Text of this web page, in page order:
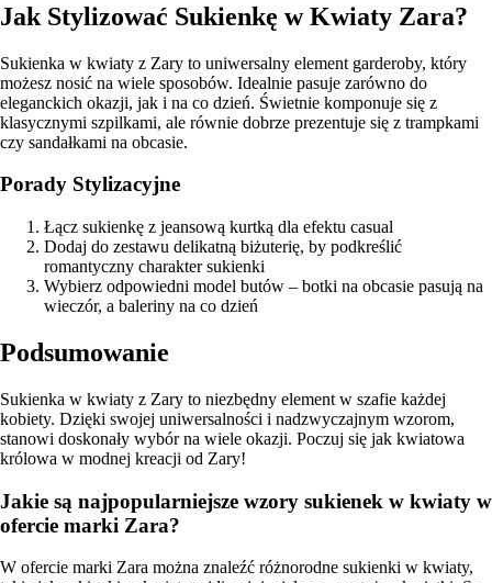
Jak Stylizować Sukienkę w Kwiaty Zara?
Sukienka w kwiaty z Zary to uniwersalny element garderoby, który
możesz nosić na wiele sposobów. Idealnie pasuje zarówno do
eleganckich okazji, jak i na co dzień. Świetnie komponuje się z
klasycznymi szpilkami, ale równie dobrze prezentuje się z trampkami
czy sandałkami na obcasie.
Porady Stylizacyjne
Łącz sukienkę z jeansową kurtką dla efektu casual
Dodaj do zestawu delikatną biżuterię, by podkreślić
romantyczny charakter sukienki
Wybierz odpowiedni model butów – botki na obcasie pasują na
wieczór, a baleriny na co dzień
Podsumowanie
Sukienka w kwiaty z Zary to niezbędny element w szafie każdej
kobiety. Dzięki swojej uniwersalności i nadzwyczajnym wzorom,
stanowi doskonały wybór na wiele okazji. Poczuj się jak kwiatowa
królowa w modnej kreacji od Zary!
Jakie są najpopularniejsze wzory sukienek w kwiaty w
ofercie marki Zara?
W ofercie marki Zara można znaleźć różnorodne sukienki w kwiaty,